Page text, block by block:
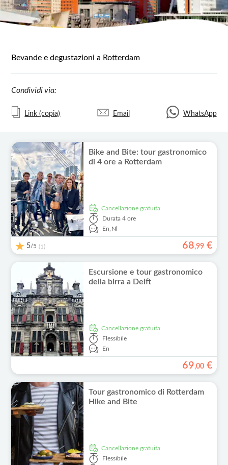
Bevande e degustazioni a Rotterdam
Condividi via:
Link (copia) Email WhatsApp
Bike and Bite: tour gastronomico
di 4 ore a Rotterdam
Cancellazione gratuita
Durata 4 ore
En,Nl
5/5 (1) 68,99 €
Escursione e tour gastronomico
della birra a Delft
Cancellazione gratuita
Flessibile
En
69,00 €
Tour gastronomico di Rotterdam
Hike and Bite
Cancellazione gratuita
Flessibile